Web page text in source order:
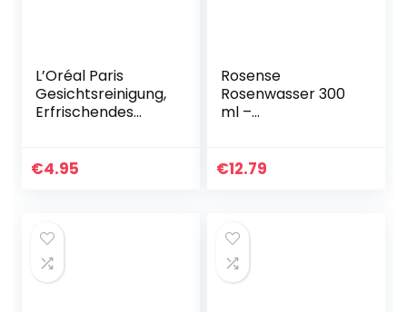
L’Oréal Paris
Gesichtsreinigung,
Erfrischendes
Entferner zur
€4.95
Rosense
Rosenwasser 300
ml –
Gesichtswasser
100% naturrein…
€12.79